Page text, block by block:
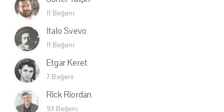
11 Beğeni
Italo Svevo
11 Beğeni
Etgar Keret
7 Beğeni
Rick Riordan
93 Beğeni